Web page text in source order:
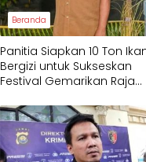
Beranda
Panitia Siapkan 10 Ton
Bergizi untuk Sukseskan
Festival Gemarikan Raja